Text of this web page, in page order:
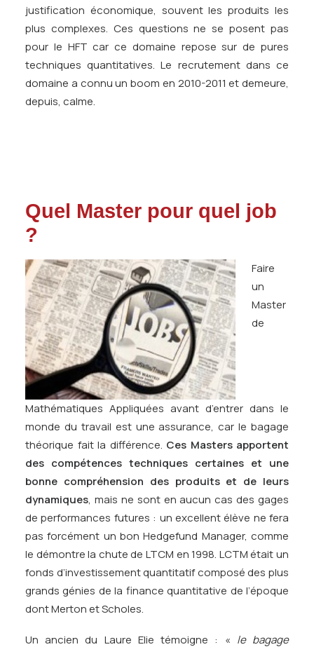
justification économique, souvent les produits les
plus complexes. Ces questions ne se posent pas
pour le HFT car ce domaine repose sur de pures
techniques quantitatives. Le recrutement dans ce
domaine a connu un boom en 2010-2011 et demeure,
depuis, calme.
Quel Master pour quel job
?
Faire
un
Master
de
Mathématiques Appliquées avant d’entrer dans le
monde du travail est une assurance, car le bagage
théorique fait la différence. Ces Masters apportent
des compétences techniques certaines et une
bonne compréhension des produits et de leurs
dynamiques, mais ne sont en aucun cas des gages
de performances futures : un excellent élève ne fera
pas forcément un bon Hedgefund Manager, comme
le démontre la chute de LTCM en 1998. LCTM était un
fonds d’investissement quantitatif composé des plus
grands génies de la finance quantitative de l’époque
dont Merton et Scholes.
Un ancien du Laure Elie témoigne : « le bagage